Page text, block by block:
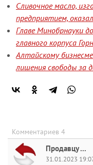
Сливочное масло,
предприятием,
Главе Минобрнауки
главного корпуса
Алтайскому
лишения свободы за
Комментариев 4
Продавцу ...
31.01.2023